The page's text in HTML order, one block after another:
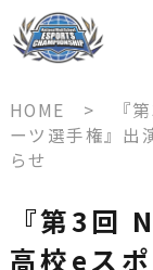
HOME > 『第3
ーツ選手権』出
らせ
『第3回
高校eス